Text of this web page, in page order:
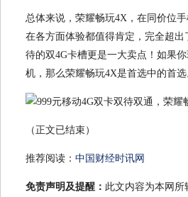
总体来说，荣耀畅玩4X，在同价位手
在各方面体验都值得肯定，完全超出
待的双4G卡槽更是一大卖点！如果
机，那么荣耀畅玩4X是首选中的首选
（正文已结束）
推荐阅读： 中国财经时讯网
免责声明及提醒： 此文内容为本网